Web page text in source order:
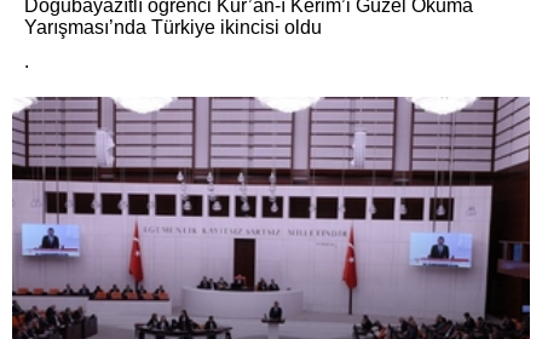
Doğubayazıtlı öğrenci Kur’an-ı Kerim’i Güzel Okuma
Yarışması’nda Türkiye ikincisi oldu
.